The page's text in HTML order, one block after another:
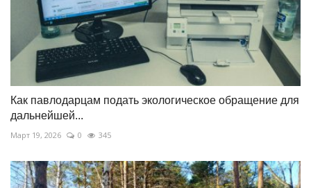
Как павлодарцам подать экологическое обращение для
дальнейшей...
Март 19, 2026 0 345